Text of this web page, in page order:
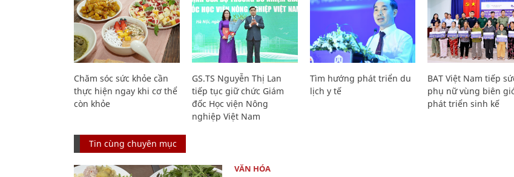
Chăm sóc sức khỏe cần
thực hiện ngay khi cơ thể
còn khỏe
GS.TS Nguyễn Thị Lan
tiếp tục giữ chức Giám
đốc Học viện Nông
nghiệp Việt Nam
Tìm hướng phát triển du
lịch y tế
BAT Việt Nam tiếp
phụ nữ vùng biên
phát triển sinh kế
Tin cùng chuyên mục
VĂN HÓA